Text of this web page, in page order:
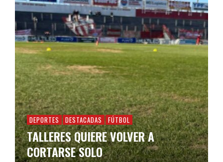
DEPORTES DESTACADAS FÚTBOL
TALLERES QUIERE VOLVER A
CORTARSE SOLO